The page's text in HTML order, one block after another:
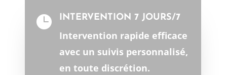
 INTERVENTION 7 JOURS/7
Intervention rapide efficace
avec un suivis personnalisé,
en toute discrétion.